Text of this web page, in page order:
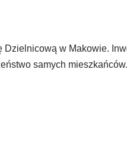
Dzielnicową w Makowie.
samych mieszkańców.